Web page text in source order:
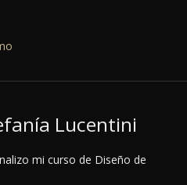
Lucentini
mi curso de Diseño de